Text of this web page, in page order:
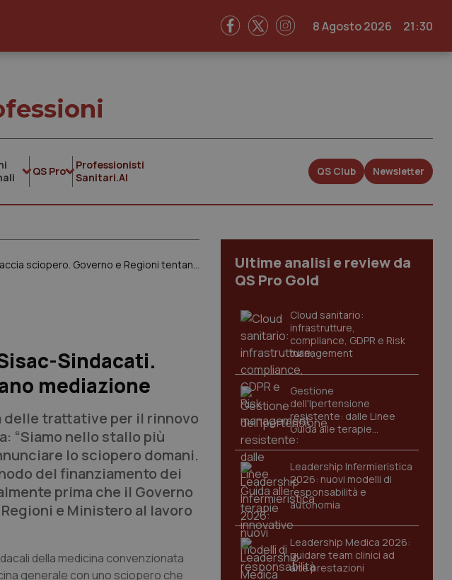
8 Agosto 2026 21:30
QS Pro
Professionisti
Sanitari.AI
QS Club Newsletter
Medicina convenzionata. Riunione interlocutoria Sisac-Sindacati. Fimmg minaccia sciopero. Governo e Regioni tentano mediazione
Sindacati.
mediazione
delle trattative per il rinnovo
“Siamo nello stallo più
lo sciopero domani.
del finanziamento dei
prima che il Governo
e Ministero al lavoro
della medicina convenzionata
generale con uno sciopero che
Ultime analisi e review da
QS Pro Gold
Cloud sanitario:
infrastrutture,
compliance, GDPR e Risk
management
Gestione
dell'Ipertensione
resistente: dalle Linee
Guida alle terapie
innovative
Leadership Infermieristica
2026: nuovi modelli di
responsabilità e
autonomia
Leadership Medica 2026:
guidare team clinici ad
alte prestazioni